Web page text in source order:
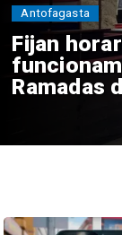
Fijan
Ramadas
Antofagasta